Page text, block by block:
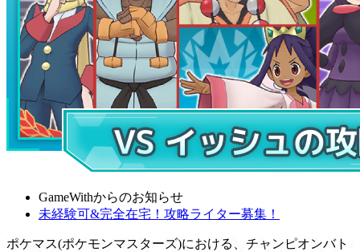
GameWithからのお知らせ
未経験可&完全在宅！攻略ライター募集！
ポケマス(ポケモンマスターズ)における、チャンピオンバト